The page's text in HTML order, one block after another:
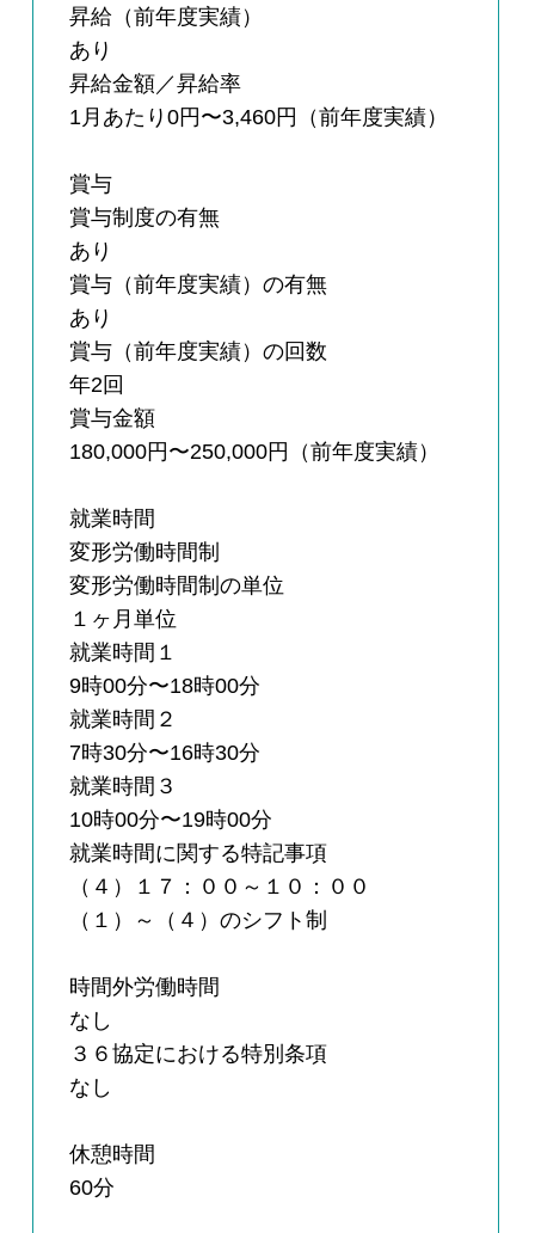
昇給（前年度実績）
あり
昇給金額／昇給率
1月あたり0円〜3,460円（前年度実績）
賞与
賞与制度の有無
あり
賞与（前年度実績）の有無
あり
賞与（前年度実績）の回数
年2回
賞与金額
180,000円〜250,000円（前年度実績）
就業時間
変形労働時間制
変形労働時間制の単位
１ヶ月単位
就業時間１
9時00分〜18時00分
就業時間２
7時30分〜16時30分
就業時間３
10時00分〜19時00分
就業時間に関する特記事項
（４）１７：００～１０：００
（１）～（４）のシフト制
時間外労働時間
なし
３６協定における特別条項
なし
休憩時間
60分